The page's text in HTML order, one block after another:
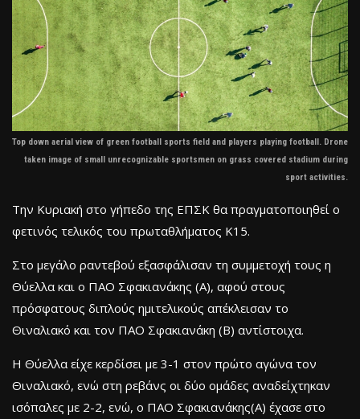
Top down aerial view of green football sports field and players playing football. Drone
taken image of small unrecognizable sportsmen on grass covered stadium during
sport activities.
Την Κυριακή στο γήπεδο της ΕΠΣΚ θα πραγματοποιηθεί ο
φετινός τελικός του πρωταθλήματος Κ15.
Στο μεγάλο ραντεβού εξασφάλισαν τη συμμετοχή τους η
Θύελλα και ο ΠΑΟ Σφακιανάκης (Α), αφού στους
πρόσφατους διπλούς ημιτελικούς απέκλεισαν το
Θιναλιακό και τον ΠΑΟ Σφακιανάκη (Β) αντίστοιχα.
Η Θύελλα είχε κερδίσει με 3-1 στον πρώτο αγώνα τον
Θιναλιακό, ενώ στη ρεβάνς οι δύο ομάδες αναδείχτηκαν
ισόπαλες με 2-2, ενώ, ο ΠΑΟ Σφακιανάκης(Α) έχασε στο